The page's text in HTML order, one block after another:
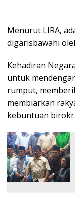
Menurut LIRA,
digarisbawahi
Kehadiran
untuk
rumput,
membiarkan
kebuntuan